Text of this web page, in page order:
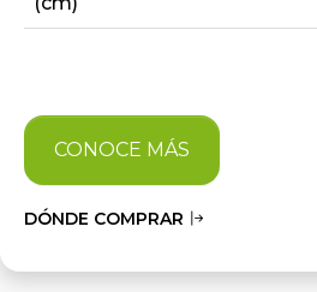
CONOCE MÁS
DÓNDE COMPRAR